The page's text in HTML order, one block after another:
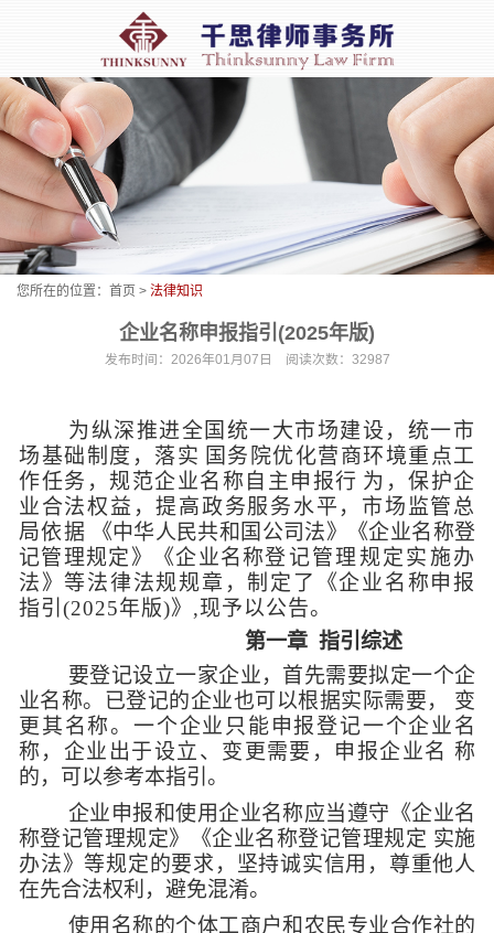
您所在的位置： 首页 > 法律知识
企业名称申报指引(2025年版)
发布时间：2026年01月07日 阅读次数：32987
为纵深推进全国统一大市场建设，统一市
场基础制度，落实 国务院优化营商环境重点工
作任务，规范企业名称自主申报行 为，保护企
业合法权益，提高政务服务水平，市场监管总
局依据
《中华人民共和国公司法》《企业名称登
记管理规定》《企业名称登记管理规定实施办
法》等法律法规规章，制定了《企业名称申报
指引(2025年版)》,现予以公告。
第一章 指引综述
要登记设立一家企业，首先需要拟定一个企
业名称。已登记的企业也可以根据实际需要，
变
更其名称。一个企业只能申报登记一个企业名
称，企业出于设立、变 更需要，申报企业名 称
的，可以参考本指引。
企业申报和使用企业名称应当遵守《企业名
称登记管理规定》
《企业名称登记管理规定 实施
办法》等规定的要求，坚持诚实信用，尊重他人
在先合法权利，避免混淆。
使用名称的个体工商户和农民专业合作社的